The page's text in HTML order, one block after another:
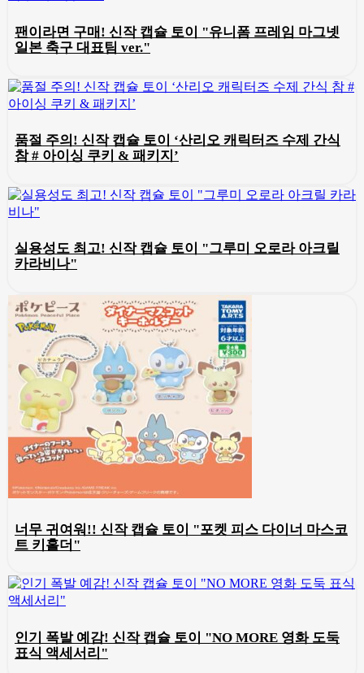
팬이라면 구매! 신작 캡슐 토이 "유니폼 프레임 마그넷
일본 축구 대표팀 ver."
품절 주의! 신작 캡슐 토이 ‘산리오 캐릭터즈 수제 간식
참 # 아이싱 쿠키 & 패키지’
실용성도 최고! 신작 캡슐 토이 "그루미 오로라 아크릴
카라비나"
너무 귀여워!! 신작 캡슐 토이 "포켓 피스 다이너 마스코
트 키홀더"
인기 폭발 예감! 신작 캡슐 토이 "NO MORE 영화 도둑
표식 액세서리"